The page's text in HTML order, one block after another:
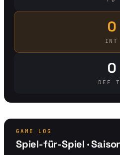
0
INT
0
DEF
GAME LOG
Spiel-für-Spiel ·